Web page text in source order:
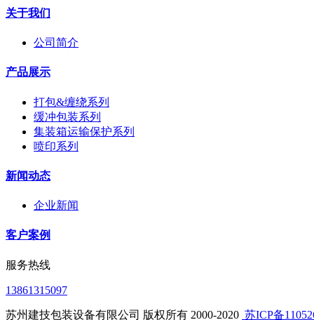
关于我们
公司简介
产品展示
打包&缠绕系列
缓冲包装系列
集装箱运输保护系列
喷印系列
新闻动态
企业新闻
客户案例
服务热线
13861315097
苏州建技包装设备有限公司 版权所有 2000-2020 苏ICP备